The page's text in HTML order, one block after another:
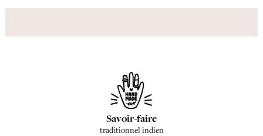
Savoir-faire
traditionnel indien